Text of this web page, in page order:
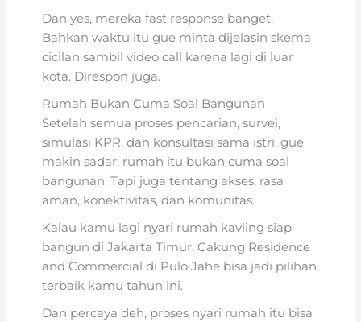
Dan yes, mereka fast response banget.
Bahkan waktu itu gue minta dijelasin skema
cicilan sambil video call karena lagi di luar
kota. Direspon juga.
Rumah Bukan Cuma Soal Bangunan
Setelah semua proses pencarian, survei,
simulasi KPR, dan konsultasi sama istri, gue
makin sadar: rumah itu bukan cuma soal
bangunan. Tapi juga tentang akses, rasa
aman, konektivitas, dan komunitas.
Kalau kamu lagi nyari rumah kavling siap
bangun di Jakarta Timur, Cakung Residence
and Commercial di Pulo Jahe bisa jadi pilihan
terbaik kamu tahun ini.
Dan percaya deh, proses nyari rumah itu bisa